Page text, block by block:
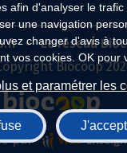
afin d'analyser le
une navigation
changer d'avis à
vos cookies. OK pour
et paramétrer les
Le réseau
Biocoop
par